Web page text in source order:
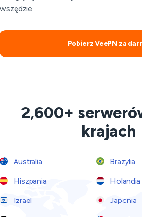
wszędzie
Pobierz VeePN za
2,600+
krajach
Australia Brazylia
Hiszpania Holandia
Izrael Japonia